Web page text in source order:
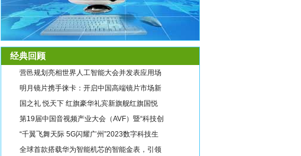
经典回顾
营邑规划亮相世界人工智能大会并发表应用场
明月镜片携手徕卡：开启中国高端镜片市场新
国之礼 悦天下 红旗豪华礼宾新旗舰红旗国悦
第19届中国音视频产业大会（AVF）暨“科技创
“千翼飞舞天际 5G闪耀广州”2023数字科技生
全球首款搭载华为智能机芯的智能金表，引领